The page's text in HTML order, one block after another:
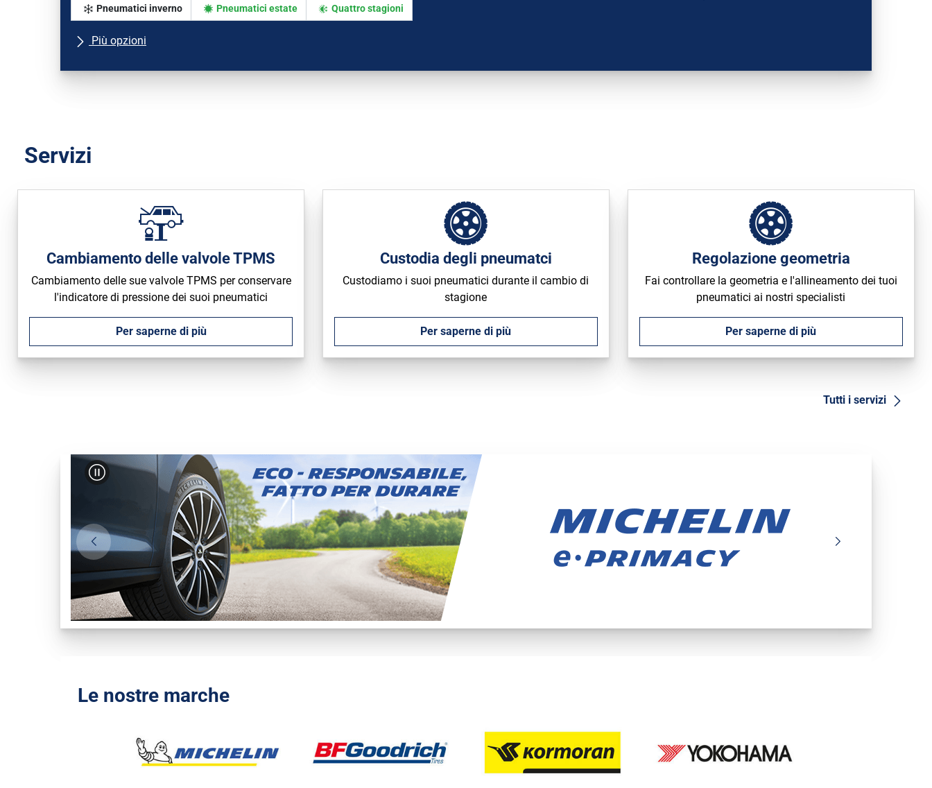
Pneumatici inverno Pneumatici estate Quattro stagioni
Più opzioni
Servizi
Cambiamento delle valvole TPMS
Cambiamento delle sue valvole TPMS per conservare
l'indicatore di pressione dei suoi pneumatici
Per saperne di più
Custodia degli pneumatci
Custodiamo i suoi pneumatici durante il cambio di
stagione
Per saperne di più
Regolazione geometria
Fai controllare la geometria e l'allineamento dei tuoi
pneumatici ai nostri specialisti
Per saperne di più
Tutti i servizi
Le nostre marche